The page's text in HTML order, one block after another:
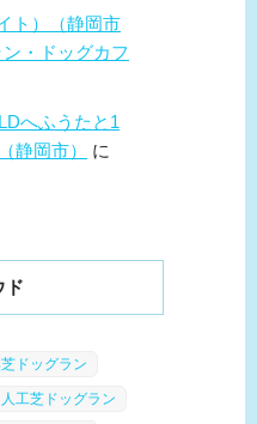
ト）（静岡市
・ドッグカフ
へふうたと1
静岡市）
に
ド
ドッグラン
人工芝ドッグラン